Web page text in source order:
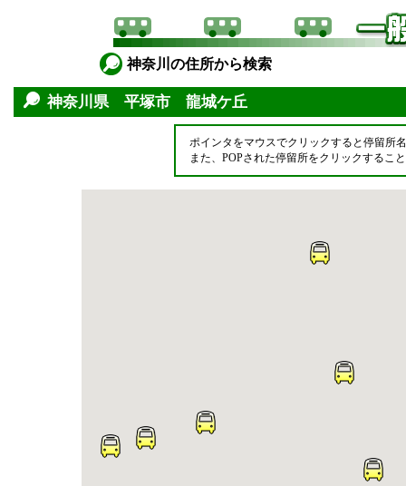
神奈川の住所から検索
神奈川県 平塚市 龍城ケ丘
ポインタをマウスでクリックすると停留所
また、POPされた停留所をクリックするこ